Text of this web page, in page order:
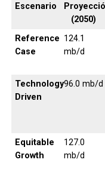
Escenario
(2050)
Reference
Case
124.1
mb/d
Technology
Driven
96.0 mb/d
Equitable
Growth
127.0
mb/d